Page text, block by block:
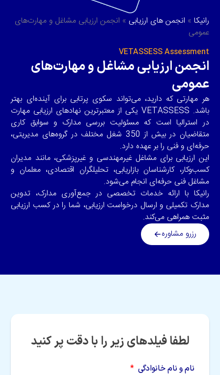
رانیکا»انجمن های ارزیابی»انجمن ارزیابی مشاغل و مهارت‌های
عمومی
VETASSESS Assessment
انجمن ارزیابی مشاغل و مهارت‌های
عمومی
هر مهارتی که دارید، می‌تواند سکوی پرتابی برای آینده‌ای بهتر
باشد. VETASSESS یکی از معتبرترین نهادهای ارزیابی مهارت
در استرالیا است که مسئولیت بررسی مدارک و سوابق کاری
متقاضیان در بیش از 350 شغل مختلف در گروه‌های مدیریتی،
حرفه‌ای و فنی را بر عهده دارد.
این ارزیابی برای مشاغل غیرمهندسی و غیرپزشکی، مانند مدیران
کسب‌وکار، کارشناسان بازاریابی، تحلیلگران اقتصادی، معلمان و
مشاغل فنی حرفه‌ای انجام می‌شود.
رانیکا با ارائه خدمات تخصصی در جمع‌آوری مدارک، تدوین
مدارک تکمیلی و ارسال درخواست ارزیابی، شما را در کسب ارزیابی
مثبت همراهی می‌کند.
رزرو مشاوره
لطفا فیلدهای زیر را با دقت پر کنید
نام و نام خانوادگی